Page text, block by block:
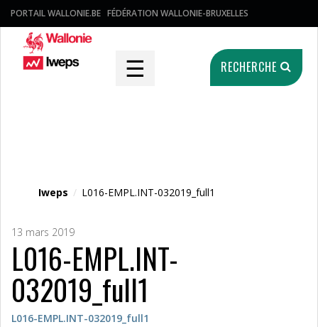
PORTAIL WALLONIE.BE FÉDÉRATION WALLONIE-BRUXELLES
☰ RECHERCHE
Iweps / L016-EMPL.INT-032019_full1
13 mars 2019
L016-EMPL.INT-
032019_full1
L016-EMPL.INT-032019_full1